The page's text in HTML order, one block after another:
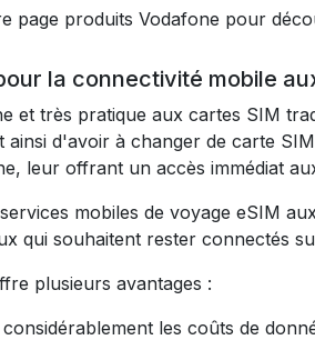
page produits Vodafone pour
la connectivité mobile
et très pratique aux cartes SIM
d'avoir à changer de carte
leur offrant un accès immédiat
mobiles de voyage eSIM
qui souhaitent rester connectés
plusieurs avantages :
les coûts de